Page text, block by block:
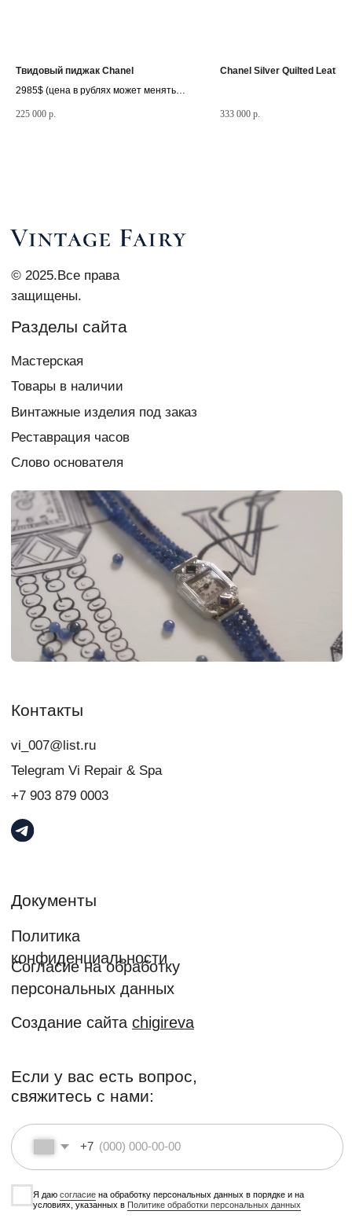
Твидовый пиджак Chanel
2985$ (цена в рублях может меняться
225 000 р.
Chanel Silver Quilted
333 000 р.
Слово основателя
Если у вас есть вопрос,
свяжитесь с нами:
Согласие на обработку
Политика
конфиденциальности
Документы
Telegram Vi Repair & Spa
vi_007@list.ru
+7
Я даюсогласиена обработку персональных данных в порядке и на
условиях, указанных в Политике обработки персональных данных
Связаться